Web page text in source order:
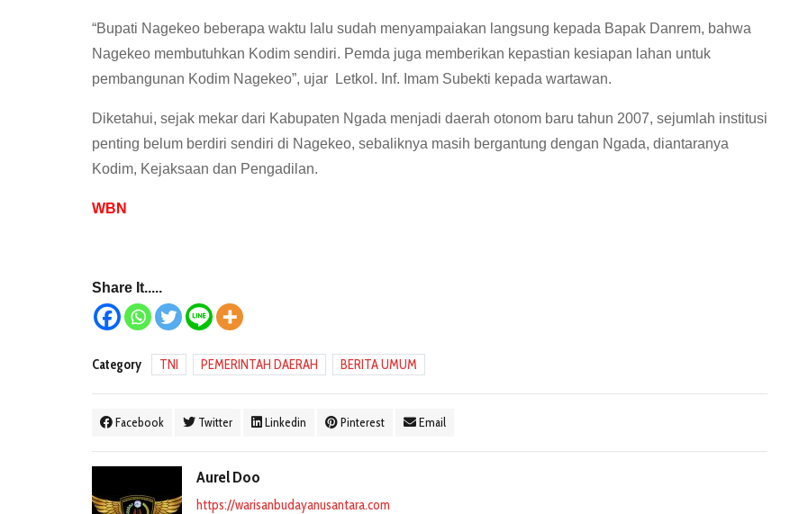
“Bupati Nagekeo beberapa waktu lalu sudah menyampaiakan langsung kepada Bapak Danrem, bahwa
Nagekeo membutuhkan Kodim sendiri. Pemda juga memberikan kepastian kesiapan lahan untuk
pembangunan Kodim Nagekeo”, ujar Letkol. Inf. Imam Subekti kepada wartawan.
Diketahui, sejak mekar dari Kabupaten Ngada menjadi daerah otonom baru tahun 2007, sejumlah institusi
penting belum berdiri sendiri di Nagekeo, sebaliknya masih bergantung dengan Ngada, diantaranya
Kodim, Kejaksaan dan Pengadilan.
WBN
Share It.....
Category TNI PEMERINTAH DAERAH BERITA UMUM
Facebook Twitter Linkedin Pinterest Email
Aurel Doo
https://warisanbudayanusantara.com